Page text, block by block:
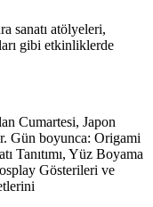
sanatı atölyeleri,
gibi etkinliklerde
Cumartesi, Japon
Gün boyunca: Origami
Tanıtımı, Yüz Boyama
Gösterileri ve